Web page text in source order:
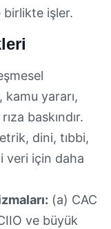
birlikte işler.
yararı,
baskındır.
dini, tıbbi,
veri için daha
(a) CAC
ve büyük